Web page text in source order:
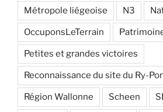
Métropole liégeoise N3
OccuponsLeTerrain
Petites et grandes victoires
Reconnaissance du site du Ry-
Région Wallonne Scheen